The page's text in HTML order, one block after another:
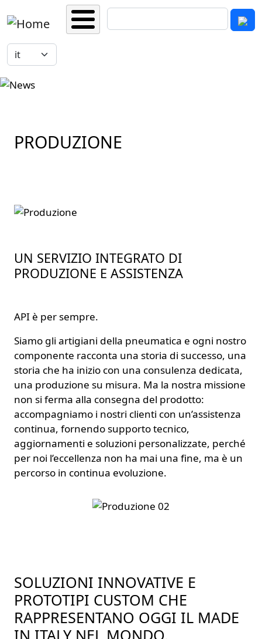
Salta al contenuto principale
Cerca
Select your language
PRODUZIONE
UN SERVIZIO INTEGRATO DI
PRODUZIONE E ASSISTENZA
API è per sempre.
Siamo gli artigiani della pneumatica e ogni nostro
componente racconta una storia di successo, una
storia che ha inizio con una consulenza dedicata,
una produzione su misura. Ma la nostra missione
non si ferma alla consegna del prodotto:
accompagniamo i nostri clienti con un’assistenza
continua, fornendo supporto tecnico,
aggiornamenti e soluzioni personalizzate, perché
per noi l’eccellenza non ha mai una fine, ma è un
percorso in continua evoluzione.
SOLUZIONI INNOVATIVE E
PROTOTIPI CUSTOM CHE
RAPPRESENTANO OGGI IL MADE
IN ITALY NEL MONDO.